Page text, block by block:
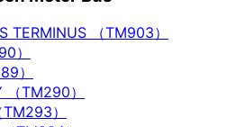
TERMINUS （TM903）
）
）
TM290）
）